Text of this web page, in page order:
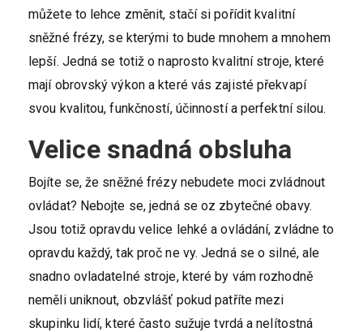
můžete to lehce změnit, stačí si pořídit kvalitní
sněžné frézy, se kterými to bude mnohem a mnohem
lepší. Jedná se totiž o naprosto kvalitní stroje, které
mají obrovský výkon a které vás zajisté překvapí
svou kvalitou, funkčností, účinností a perfektní silou.
Velice snadná obsluha
Bojíte se, že sněžné frézy nebudete moci zvládnout
ovládat? Nebojte se, jedná se oz zbytečné obavy.
Jsou totiž opravdu velice lehké a ovládání, zvládne to
opravdu každý, tak proč ne vy. Jedná se o silné, ale
snadno ovladatelné stroje, které by vám rozhodně
neměli uniknout, obzvlášť pokud patříte mezi
skupinku lidí, které často sužuje tvrdá a nelítostná